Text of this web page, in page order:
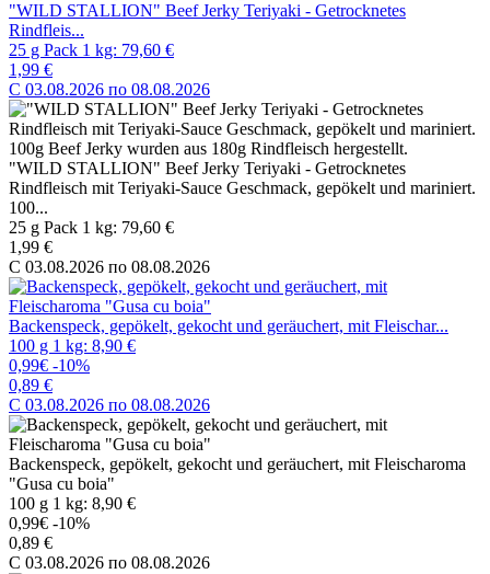
"WILD STALLION" Beef Jerky Teriyaki - Getrocknetes
Rindfleis...
25 g Pack 1 kg: 79,60 €
1,99 €
C 03.08.2026 по 08.08.2026
"WILD STALLION" Beef Jerky Teriyaki - Getrocknetes
Rindfleisch mit Teriyaki-Sauce Geschmack, gepökelt und mariniert.
100...
25 g Pack 1 kg: 79,60 €
1,99 €
C 03.08.2026 по 08.08.2026
Backenspeck, gepökelt, gekocht und geräuchert, mit Fleischar...
100 g 1 kg: 8,90 €
0,99€ -10%
0,89 €
C 03.08.2026 по 08.08.2026
Backenspeck, gepökelt, gekocht und geräuchert, mit Fleischaroma
"Gusa cu boia"
100 g 1 kg: 8,90 €
0,99€ -10%
0,89 €
C 03.08.2026 по 08.08.2026